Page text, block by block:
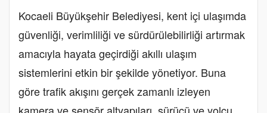
Kocaeli Büyükşehir Belediyesi, kent içi ulaşımda
güvenliği, verimliliği ve sürdürülebilirliği artırmak
amacıyla hayata geçirdiği akıllı ulaşım
sistemlerini etkin bir şekilde yönetiyor. Buna
göre trafik akışını gerçek zamanlı izleyen